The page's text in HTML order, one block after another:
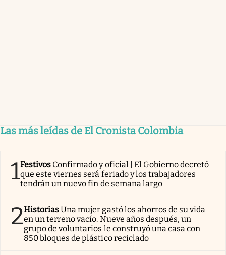
Las más leídas de El Cronista Colombia
1Festivos Confirmado y oficial | El Gobierno decretó
que este viernes será feriado y los trabajadores
tendrán un nuevo fin de semana largo
2HistoriasUna mujer gastó los ahorros de su vida
en un terreno vacío. Nueve años después, un
grupo de voluntarios le construyó una casa con
850 bloques de plástico reciclado